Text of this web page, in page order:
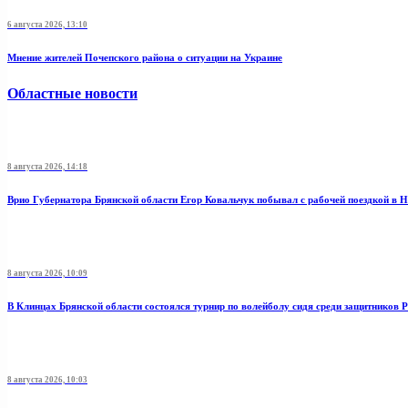
6 августа 2026, 13:10
Мнение жителей Почепского района о ситуации на Украине
Областные новости
8 августа 2026, 14:18
Врио Губернатора Брянской области Егор Ковальчук побывал с рабочей поездкой в
8 августа 2026, 10:09
В Клинцах Брянской области состоялся турнир по волейболу сидя среди защитников
8 августа 2026, 10:03